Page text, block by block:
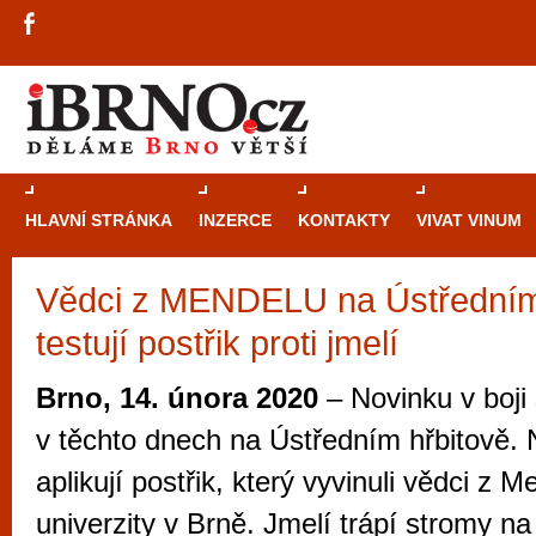
HLAVNÍ STRÁNKA INZERCE KONTAKTY VIVAT VINUM
Vědci z MENDELU na
testují postřik proti jmelí
Brno, 14. února 2020 – Novinku v
v těchto dnech na Ústředním hřbitově.
aplikují postřik, který vyvinuli vědci z
univerzity v Brně. Jmelí trápí stromy
Průvodce
Brně: Od
Brno je
zajímavé
restaurace,
Mimo jiné je ale také místem, kde si